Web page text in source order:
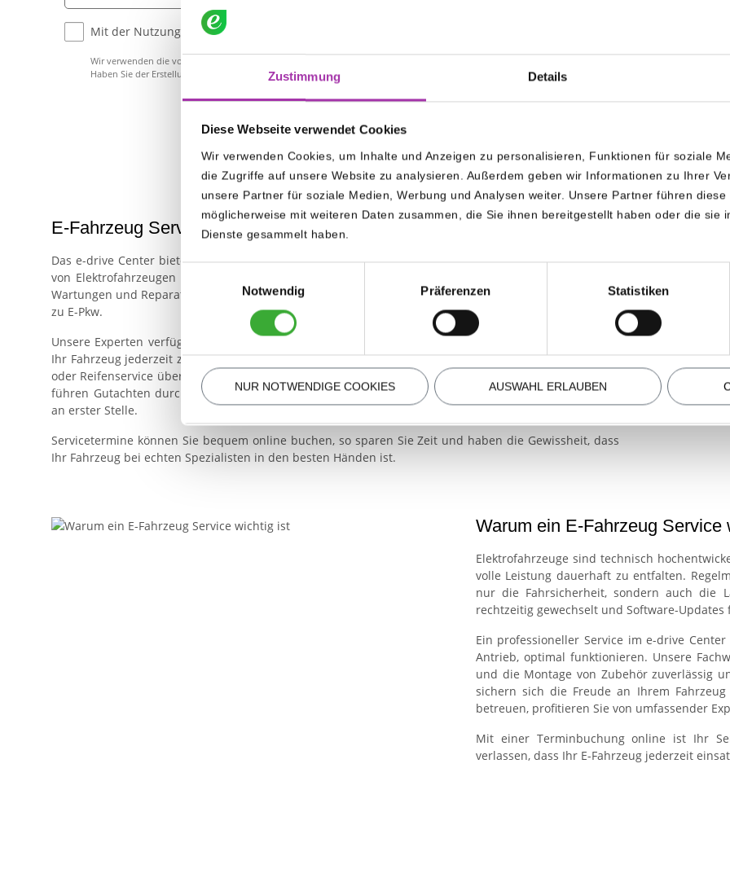
Zustimmung Details
Diese Webseite verwendet Cookies
Wir verwenden Cookies, um Inhalte und Anzeigen zu personalisieren, Funktionen für soziale
die Zugriffe auf unsere Website zu analysieren. Außerdem geben wir Informationen zu Ihrer
unsere Partner für soziale Medien, Werbung und Analysen weiter. Unsere Partner führen diese
möglicherweise mit weiteren Daten zusammen, die Sie ihnen bereitgestellt haben oder die sie
Dienste gesammelt haben.
Notwendig
Präferenzen Statistiken
NUR NOTWENDIGE COOKIES AUSWAHL ERLAUBEN
Mit der Nutzung dieses Formulars erklären Sie sich mit der Speicherung und Verarbeitung Ihrer Daten durch diese
Wir verwenden die von Ihnen mitgeteilten Daten ausschließlich zur Bearbeitung Ihrer Kontaktaufnahme.
Haben Sie der Erstellung eines Kundenkontos zugestimmt, werden Ihre Daten auch dafür verwendet.
E-Fahrzeug Service im e-drive Center
Das e-drive Center bietet Ihnen einen umfassenden Werkstattservice, der speziell auf die Bedürfnisse
von Elektrofahrzeugen abgestimmt ist. In unserer Fachwerkstatt kümmern wir uns um Inspektionen,
Wartungen und Reparaturen sämtlicher E-Fahrzeugkategorien, von E-Rollern über E-Motorräder bis hin
zu E-Pkw.
Unsere Experten verfügen über langjährige Erfahrung in der Elektromobilität und stellen sicher, dass
Ihr Fahrzeug jederzeit zuverlässig und sicher unterwegs ist. Neben klassischen Arbeiten wie Bremsen-
oder Reifenservice übernehmen wir auch die Beschaffung und Montage von Ersatzteilen und Zubehör,
führen Gutachten durch und kümmern uns um Garantieabwicklungen. Sicherheit steht dabei immer
an erster Stelle.
Servicetermine können Sie bequem online buchen, so sparen Sie Zeit und haben die Gewissheit, dass
Ihr Fahrzeug bei echten Spezialisten in den besten Händen ist.
Warum ein E-Fahrzeug Service
Elektrofahrzeuge sind technisch
volle Leistung dauerhaft zu entfalten.
nur die Fahrsicherheit, sondern auch die
rechtzeitig gewechselt und Software-
Ein professioneller Service im e-drive
Antrieb, optimal funktionieren. Unsere
und die Montage von Zubehör zuverlässig
sichern sich die Freude an Ihrem
betreuen, profitieren Sie von umfassender
Mit einer Terminbuchung online ist Ihr
verlassen, dass Ihr E-Fahrzeug jederzeit